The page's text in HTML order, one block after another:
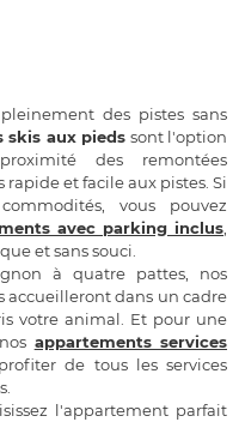
des pistes sans
skis aux pieds sont l'option
des remontées
et facile aux pistes. Si
vous pouvez
avec parking inclus,
et sans souci.
à quatre pattes, nos
accueilleront dans un cadre
votre animal. Et pour une
appartements services
de tous les services
l'appartement parfait